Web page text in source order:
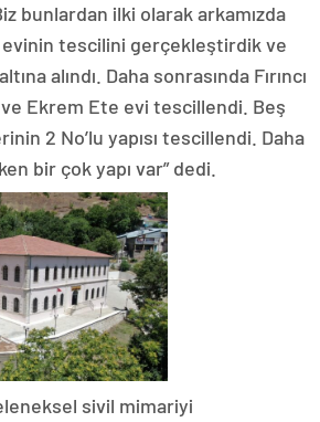
bunlardan ilki olarak arkamızda
evinin tescilini gerçekleştirdik ve
alındı. Daha sonrasında Fırıncı
Ekrem Ete evi tescillendi. Beş
2 No’lu yapısı tescillendi. Daha
bir çok yapı var” dedi.
sivil mimariyi